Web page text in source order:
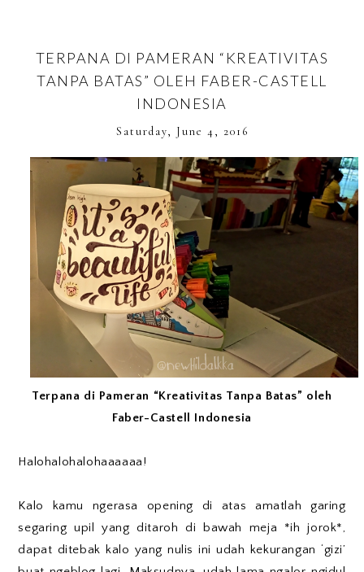
TERPANA DI PAMERAN “KREATIVITAS
TANPA BATAS” OLEH FABER-CASTELL
INDONESIA
Saturday, June 4, 2016
Terpana di Pameran “Kreativitas Tanpa Batas” oleh
Faber-Castell Indonesia
Halohalohalohaaaaaa!
Kalo kamu ngerasa opening di atas amatlah garing
segaring upil yang ditaroh di bawah meja *ih jorok*,
dapat ditebak kalo yang nulis ini udah kekurangan ‘gizi’